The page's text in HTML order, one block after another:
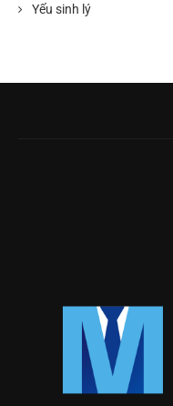
Yếu sinh lý